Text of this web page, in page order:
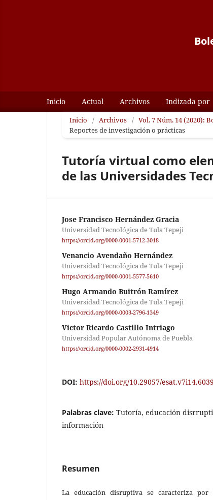
Inicio Actual Archivos Indizada por
Inicio / Archivos / Vol. 7 Núm. 14 (2020):
Reportes de investigación o prácticas
Tutoría virtual como
de las Universidades
Jose Francisco Hernández Gracia
Universidad Tecnológica de Tula Tepeji
https://orcid.org/0000-0001-5712-3018
Venancio Avendaño Hernández
Universidad Tecnológica de Tula Tepeji
https://orcid.org/0000-0001-5577-5610
Hugo Armando Buitrón Ramírez
Universidad Tecnológica de Tula Tepeji
https://orcid.org/0000-0003-2796-1349
Victor Ricardo Castillo Intriago
Universidad Popular Autónoma de Puebla
https://orcid.org/0000-0002-2931-4914
DOI: https://doi.org/10.29057/esat.v7i14.6039
Palabras clave: Tutoría, educación
información
Resumen
La educación disruptiva se caracteriza por